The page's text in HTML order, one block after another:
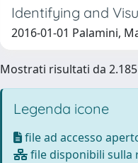
Identifying and
2016-01-01 Palamini,
Mostrati risultati da 2.185
Legenda icone
file ad accesso
file disponibili sulla